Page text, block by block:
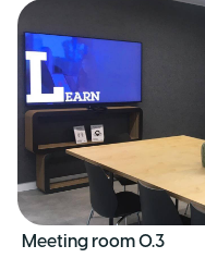
Meeting room 0.3